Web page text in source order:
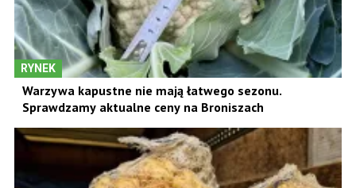
RYNEK
Warzywa kapustne nie mają łatwego sezonu.
Sprawdzamy aktualne ceny na Broniszach